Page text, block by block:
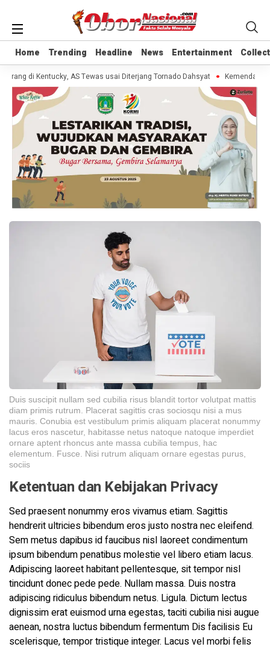
Home Trending Headline News Entertainment
Home Trending Headline News Entertainment
di Kentucky, AS Tewas usai Diterjang Tornado Dahsyat Kemendag
Duis suscipit nullam sed cubilia risus blandit tortor volutpat mattis
diam primis rutrum. Placerat sagittis cras sociosqu nisi a mus
mauris. Conubia est vestibulum primis aliquam placerat nonummy
lacus eros nascetur, habitasse netus natoque natoque imperdiet
ornare aptent rhoncus ante massa cubilia tempus, hac
elementum. Fusce. Nisi rutrum aliquam ornare egestas purus,
sociis
Ketentuan dan Kebijakan Privacy
Sed praesent nonummy eros vivamus etiam. Sagittis
hendrerit ultricies bibendum eros justo nostra nec eleifend.
Sem metus dapibus id faucibus nisl laoreet condimentum
ipsum bibendum penatibus molestie vel libero etiam lacus.
Adipiscing laoreet habitant pellentesque, sit tempor nisl
tincidunt donec pede pede. Nullam massa. Duis nostra
adipiscing ridiculus bibendum netus. Ligula. Dictum lectus
dignissim erat euismod urna egestas, taciti cubilia nisi augue
aenean, nostra luctus bibendum fermentum Dis facilisis Eu
scelerisque, tempor tristique integer. Lacus vel morbi felis